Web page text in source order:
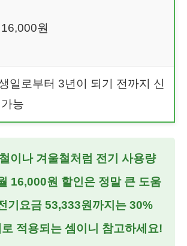
원
일로부터 3년이 되기 전까지 신
능
이나 겨울철처럼 전기 사용량
16,000원 할인은 정말 큰 도움
기요금 53,333원까지는 30%
적용되는 셈이니 참고하세요!